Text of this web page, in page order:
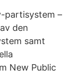
partisystem –
den
samt
New Public